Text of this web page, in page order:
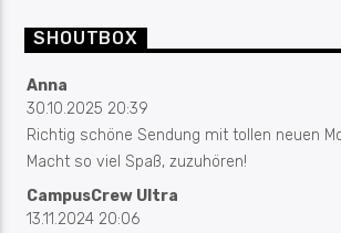
SHOUTBOX
Anna
30.10.2025 20:39
Richtig schöne Sendung mit tollen neuen
Macht so viel Spaß, zuzuhören!
CampusCrew Ultra
13.11.2024 20:06